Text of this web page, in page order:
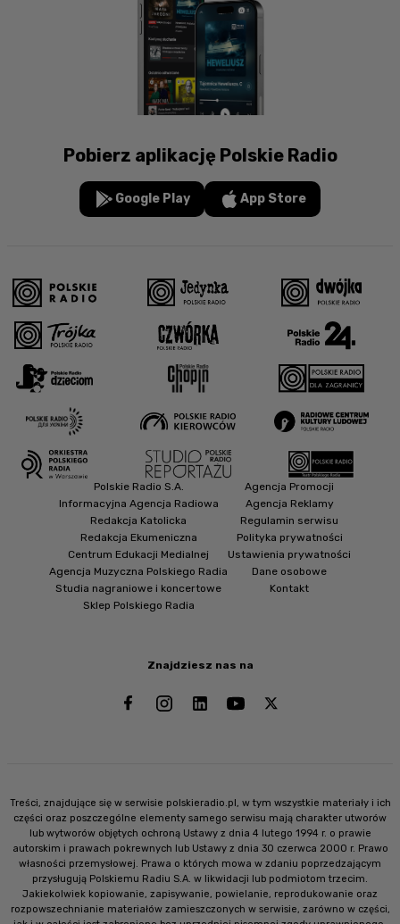
Pobierz aplikację Polskie Radio
Google Play App Store
Znajdziesz nas na
Polskie Radio S.A.
Informacyjna Agencja Radiowa
Redakcja Katolicka
Redakcja Ekumeniczna
Centrum Edukacji Medialnej
Agencja Muzyczna Polskiego Radia
Studia nagraniowe i koncertowe
Sklep Polskiego Radia
Agencja Promocji
Agencja Reklamy
Regulamin serwisu
Polityka prywatności
Ustawienia prywatności
Dane osobowe
Kontakt
Treści, znajdujące się w serwisie polskieradio.pl, w tym wszystkie materiały i ich
części oraz poszczególne elementy samego serwisu mają charakter utworów
lub wytworów objętych ochroną Ustawy z dnia 4 lutego 1994 r. o prawie
autorskim i prawach pokrewnych lub Ustawy z dnia 30 czerwca 2000 r. Prawo
własności przemysłowej. Prawa o których mowa w zdaniu poprzedzającym
przysługują Polskiemu Radiu S.A. w likwidacji lub podmiotom trzecim.
Jakiekolwiek kopiowanie, zapisywanie, powielanie, reprodukowanie oraz
rozpowszechnianie materiałów zamieszczonych w serwisie, zarówno w części,